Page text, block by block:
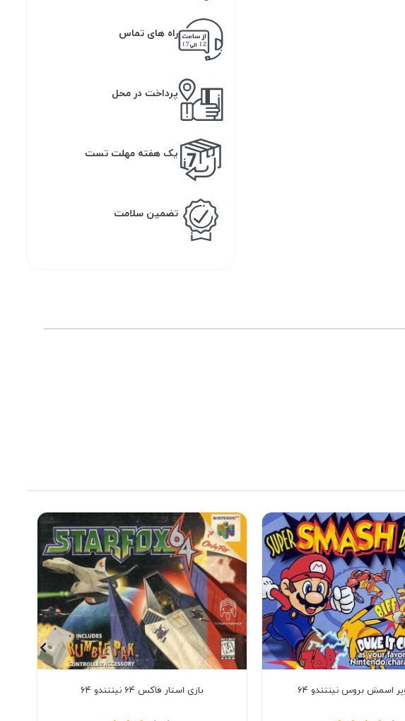
راه های تماس
پرداخت در محل
یک هفته مهلت تست
تضمین سلامت
اسمش بروس نینتندو 64 بازی استار فاکس 64 نینتندو 64